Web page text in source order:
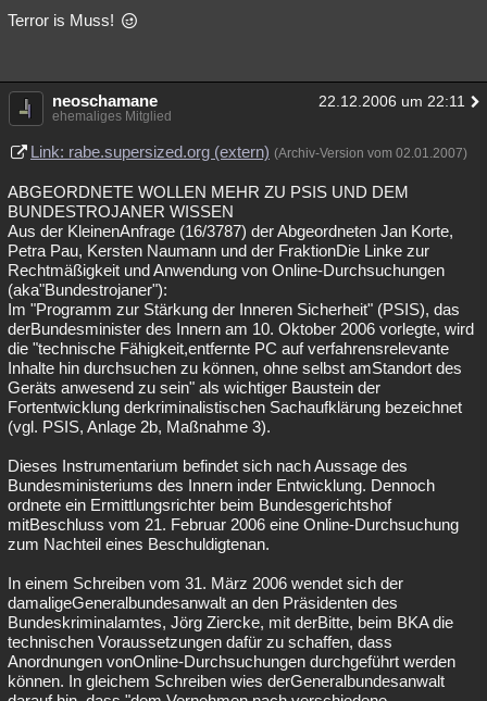
Terror is Muss!
neoschamane 22.12.2006 um 22:11
ehemaliges Mitglied
Link: rabe.supersized.org (extern) (Archiv-Version vom 02.01.2007)
ABGEORDNETE WOLLEN MEHR ZU PSIS UND DEM
BUNDESTROJANER WISSEN
Aus der KleinenAnfrage (16/3787) der Abgeordneten Jan Korte,
Petra Pau, Kersten Naumann und der FraktionDie Linke zur
Rechtmäßigkeit und Anwendung von Online-Durchsuchungen
(aka"Bundestrojaner"):
Im "Programm zur Stärkung der Inneren Sicherheit" (PSIS), das
derBundesminister des Innern am 10. Oktober 2006 vorlegte, wird
die "technische Fähigkeit,entfernte PC auf verfahrensrelevante
Inhalte hin durchsuchen zu können, ohne selbst amStandort des
Geräts anwesend zu sein" als wichtiger Baustein der
Fortentwicklung derkriminalistischen Sachaufklärung bezeichnet
(vgl. PSIS, Anlage 2b, Maßnahme 3).
Dieses Instrumentarium befindet sich nach Aussage des
Bundesministeriums des Innern inder Entwicklung. Dennoch
ordnete ein Ermittlungsrichter beim Bundesgerichtshof
mitBeschluss vom 21. Februar 2006 eine Online-Durchsuchung
zum Nachteil eines Beschuldigtenan.
In einem Schreiben vom 31. März 2006 wendet sich der
damaligeGeneralbundesanwalt an den Präsidenten des
Bundeskriminalamtes, Jörg Ziercke, mit derBitte, beim BKA die
technischen Voraussetzungen dafür zu schaffen, dass
Anordnungen vonOnline-Durchsuchungen durchgeführt werden
können. In gleichem Schreiben wies derGeneralbundesanwalt